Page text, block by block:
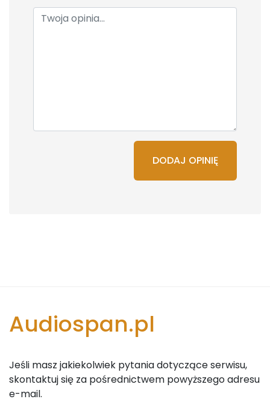
DODAJ OPINIĘ
Audiospan.pl
Jeśli masz jakiekolwiek pytania dotyczące serwisu,
skontaktuj się za pośrednictwem powyższego adresu
e-mail.